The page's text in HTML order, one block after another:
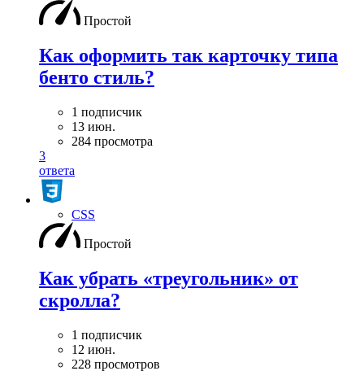
Простой
Как оформить так карточку типа
бенто стиль?
1 подписчик
13 июн.
284 просмотра
3
ответа
CSS
Простой
Как убрать «треугольник» от
скролла?
1 подписчик
12 июн.
228 просмотров